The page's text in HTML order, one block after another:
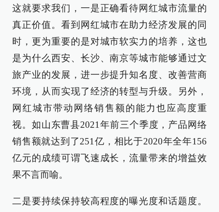
这就要求我们，一是正确看待网红城市流量的
真正价值。看到网红城市在助力经济发展的同
时，更为重要的是对城市软实力的培养，这也
是为什么西安、长沙、南京等城市能够通过文
旅产业的发展，进一步提升知名度、改善营商
环境，从而实现了经济的转型与升级。另外，
网红城市带动网络销售额的能力也应高度重
视。如山东曹县2021年前三个季度，产品网络
销售额就达到了251亿，相比于2020年全年156
亿元的成绩可谓飞速成长，流量带来的增益效
果不言而喻。
二是要持续保持较高程度的曝光度和话题度。